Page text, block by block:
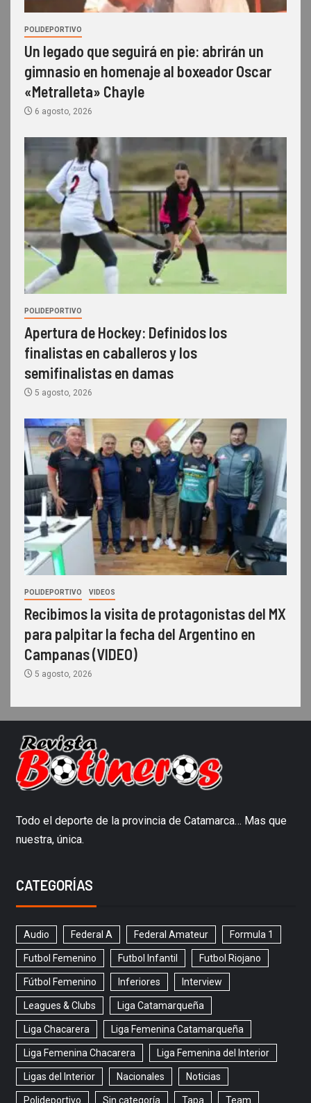
POLIDEPORTIVO
Un legado que seguirá en pie: abrirán un
gimnasio en homenaje al boxeador Oscar
«Metralleta» Chayle
6 agosto, 2026
POLIDEPORTIVO
Apertura de Hockey: Definidos los
finalistas en caballeros y los
semifinalistas en damas
5 agosto, 2026
POLIDEPORTIVO VIDEOS
Recibimos la visita de protagonistas del MX
para palpitar la fecha del Argentino en
Campanas (VIDEO)
5 agosto, 2026
Todo el deporte de la provincia de Catamarca… Mas que
nuestra, única.
CATEGORÍAS
Audio Federal A Federal Amateur Formula 1
Futbol Femenino Futbol Infantil Futbol Riojano
Fútbol Femenino Inferiores Interview
Leagues & Clubs Liga Catamarqueña
Liga Chacarera Liga Femenina Catamarqueña
Liga Femenina Chacarera Liga Femenina del Interior
Ligas del Interior Nacionales Noticias
Polideportivo Sin categoría Tapa Team